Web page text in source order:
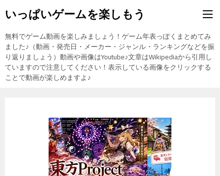
いっぱいゲームを楽しもう
無料でゲーム動画を楽しみましょう！ゲーム年表っぽくまとめてみ
ました♪（動画・発売日・メーカー・ジャンル・ランキングなどを振
り返りましょう）動画や画像はYoutube♪文章はWikipediaから引用し
ていますので注意してください！表示している画像をクリックする
ことで動画が楽しめますよ♪